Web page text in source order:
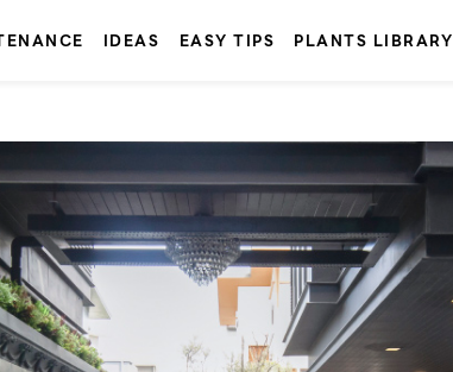
IDEAS EASY TIPS PLANTS LIBRARY